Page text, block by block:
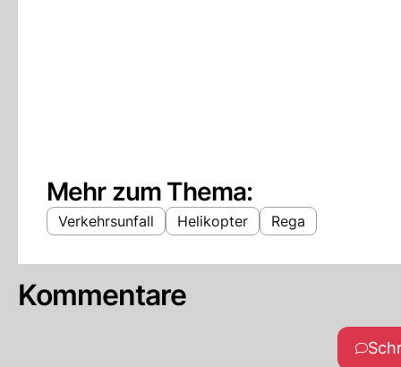
Mehr zum Thema:
Verkehrsunfall Helikopter Rega
Kommentare